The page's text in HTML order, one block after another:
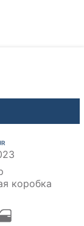
коробка